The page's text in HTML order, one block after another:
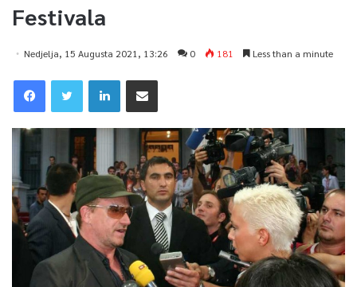
Festivala
Nedjelja, 15 Augusta 2021, 13:26 0 181 Less than a minute